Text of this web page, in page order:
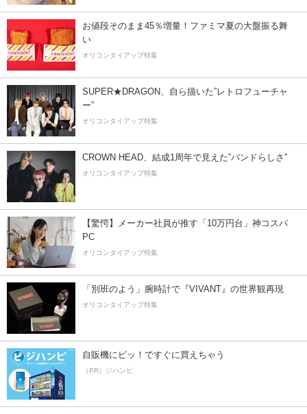
お値段そのまま45％増量！ファミマ夏の大盤振る舞
い
オリコンタイアップ特集
SUPER★DRAGON、自ら描いた”レトロフューチャ
ー”
オリコンタイアップ特集
CROWN HEAD、結成1周年で見えた”バンドらしさ”
オリコンタイアップ特集
【驚愕】メーカー社員が推す「10万円台」神コスパ
PC
オリコンタイアップ特集
「別班のよう」腕時計で『VIVANT』の世界観再現
オリコンタイアップ特集
自販機にピッ！ですぐに買えちゃう
（PR）ジハンピ